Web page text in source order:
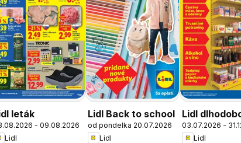
leták
- 09.08.2026
Lidl
Lidl Back to school
od pondelka 20.07.2026
Lidl
Lidl
zlacnené
03.07.2026 -
Lidl